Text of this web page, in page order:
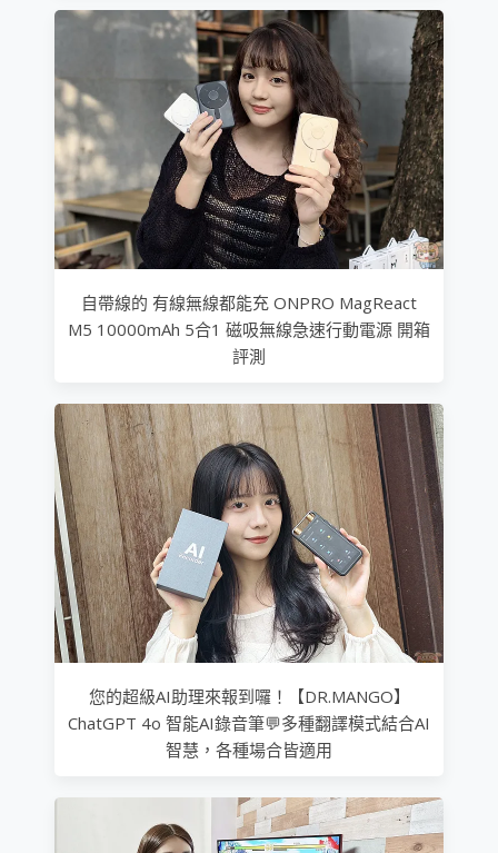
自帶線的 有線無線都能充 ONPRO MagReact
M5 10000mAh 5合1 磁吸無線急速行動電源 開箱
評測
您的超級AI助理來報到囉！【DR.MANGO】
ChatGPT 4o 智能AI錄音筆💬多種翻譯模式結合AI
智慧，各種場合皆適用